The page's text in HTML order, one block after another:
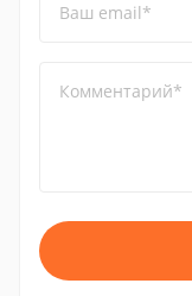
Ваш email*
Комментарий*